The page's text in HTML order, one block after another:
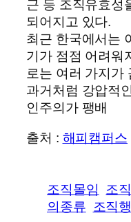
근 등 조직유효성
되어지고 있다.
최근 한국에서는
기가 점점 어려워
로는 여러 가지가
과거처럼 강압적
인주의가 팽배
출처 : 해피캠퍼스
조직몰임 조
의종류
조직